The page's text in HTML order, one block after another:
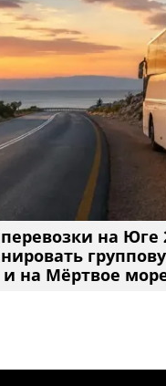
на Юге
и на Мёртвое